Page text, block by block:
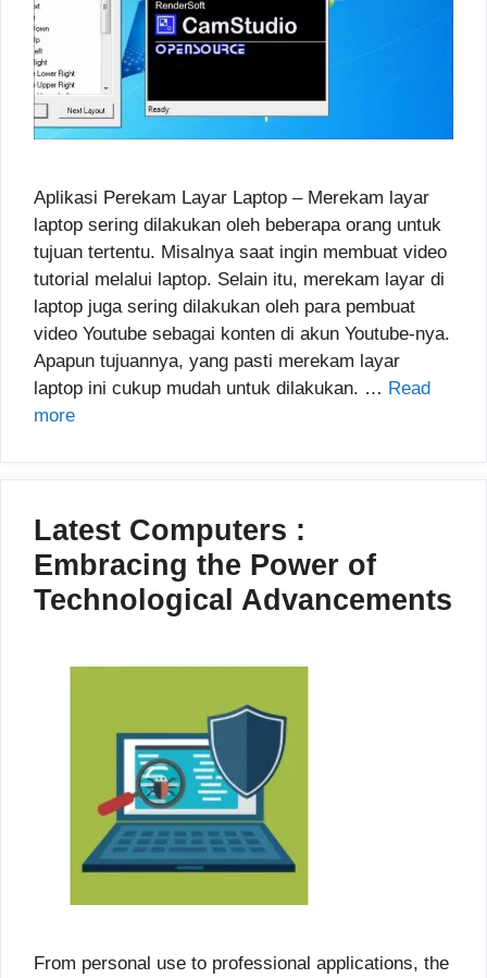
Aplikasi Perekam Layar Laptop – Merekam layar
laptop sering dilakukan oleh beberapa orang untuk
tujuan tertentu. Misalnya saat ingin membuat video
tutorial melalui laptop. Selain itu, merekam layar di
laptop juga sering dilakukan oleh para pembuat
video Youtube sebagai konten di akun Youtube-nya.
Apapun tujuannya, yang pasti merekam layar
laptop ini cukup mudah untuk dilakukan. … Read
more
Latest Computers :
Embracing the Power of
Technological Advancements
From personal use to professional applications, the